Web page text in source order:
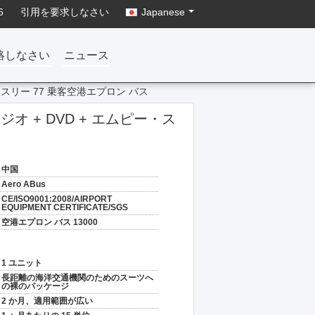
引用を要求しなさい Japanese
しなさい ニュース
リー 77 乗客空港エプロン バス
オ + DVD + エムピー・ス
中国
Aero ABus
CE/ISO9001:2008/AIRPORT
EQUIPMENT CERTIFICATE/SGS
空港エプロン バス 13000
1 ユニット
長距離の海洋交通機関のためのスーツへ
の裸のパッケージ
2 か月、適用範囲が広い